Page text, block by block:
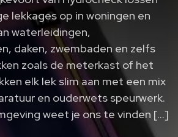
lekkages op in woningen en
waterleidingen,
daken, zwembaden en zelfs
zoals de meterkast of het
elk lek slim aan met een mix
en ouderwets speurwerk.​
weet je ons te vinden […]